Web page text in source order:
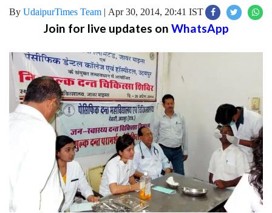
By UdaipurTimes Team | Apr 30, 2014, 20:41 IST
Join for live updates on WhatsApp